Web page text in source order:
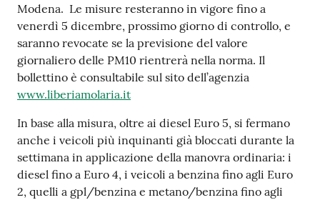
Seguici
su
Modena. Le misure resteranno in vigore fino a
venerdì 5 dicembre, prossimo giorno di controllo, e
saranno revocate se la previsione del valore
giornaliero delle PM10 rientrerà nella norma. Il
bollettino è consultabile sul sito dell’agenzia
www.liberiamolaria.it
In base alla misura, oltre ai diesel Euro 5, si fermano
anche i veicoli più inquinanti già bloccati durante la
settimana in applicazione della manovra ordinaria: i
diesel fino a Euro 4, i veicoli a benzina fino agli Euro
2, quelli a gpl/benzina e metano/benzina fino agli